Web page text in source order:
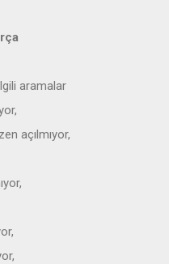
aramalar
açılmıyor,